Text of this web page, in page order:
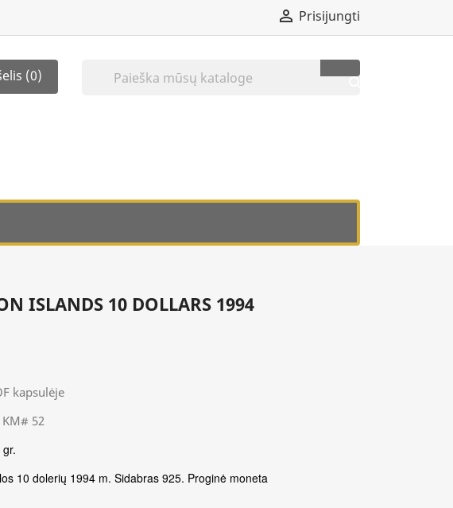
 Prisijungti
(0)
ISLANDS 10 DOLLARS 1994
kapsulėje
52
10 dolerių 1994 m. Sidabras 925. Proginė moneta